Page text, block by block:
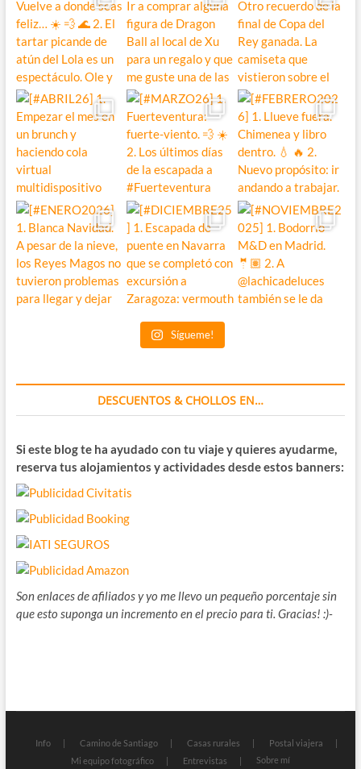
Sígueme!
DESCUENTOS & CHOLLOS EN…
Si este blog te ha ayudado con tu viaje y quieres ayudarme,
reserva tus alojamientos y actividades desde estos banners:
Son enlaces de afiliados y yo me llevo un pequeño porcentaje sin
que esto suponga un incremento en el precio para ti. Gracias! :)-
Info Camino de Santiago Casas rurales
Postal viajera
Mi equipo fotográfico
Entrevistas Sobre mí